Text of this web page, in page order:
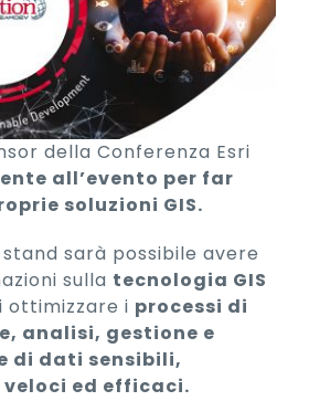
della Conferenza Esri
all’evento per far
soluzioni GIS.
sarà possibile avere
sulla tecnologia GIS
ottimizzare i processi di
analisi, gestione e
di dati sensibili,
ed efficaci.